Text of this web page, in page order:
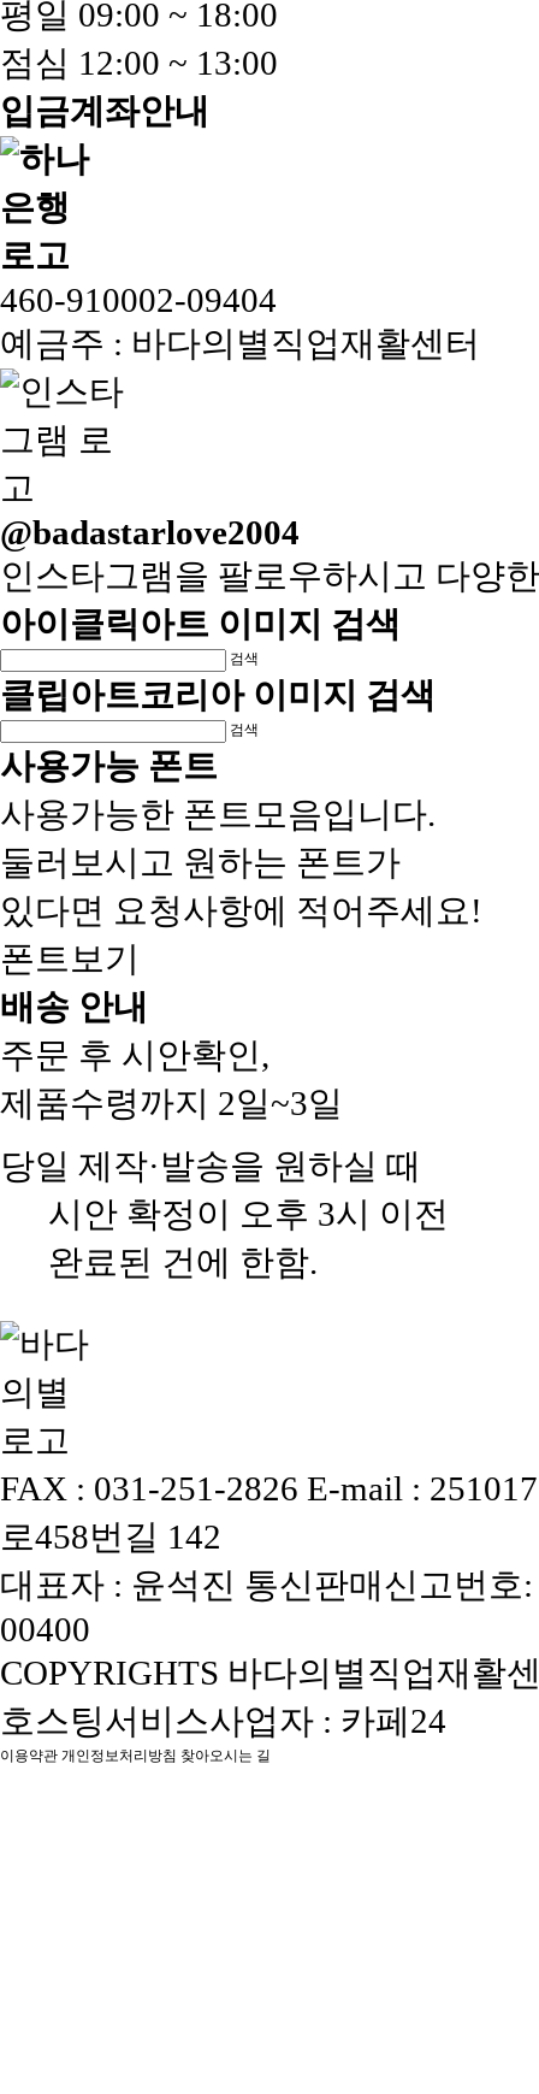
평일 09:00 ~ 18:00
점심 12:00 ~ 13:00
입금계좌안내
460-910002-09404
예금주 : 바다의별직업재활센터
@badastarlove2004
인스타그램을 팔로우하시고 다양
아이클릭아트 이미지 검색
검색
클립아트코리아 이미지 검색
검색
사용가능 폰트
사용가능한 폰트모음입니다.
둘러보시고 원하는 폰트가
있다면 요청사항에 적어주세요!
폰트보기
배송 안내
주문 후 시안확인,
제품수령까지 2일~3일
당일 제작·발송을 원하실 때
시안 확정이 오후 3시 이전
완료된 건에 한함.
FAX : 031-251-2826 E-mail :
로458번길 142
대표자 : 윤석진 통신판매신고번호
00400
COPYRIGHTS 바다의별직업재활
호스팅서비스사업자 : 카페24
이용약관 개인정보처리방침 찾아오시는 길